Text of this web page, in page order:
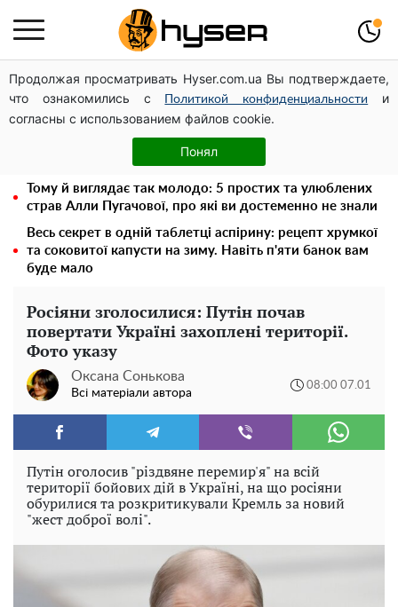
Продолжая просматривать Hyser.com.ua Вы подтверждаете,
что ознакомились с
Политикой конфиденциальности
и
согласны с использованием файлов cookie.
Понял
Дрони із націнкою: Олександр Конотопський вивів
мільйони оборонного бюджету через фіктивну фірму в
Естонії
Його доведеться просто вилити: скільки можна
зберігати бензин у пластиковій каністрі
Тому й виглядає так молодо: 5 простих та улюблених
страв Алли Пугачової, про які ви достеменно не знали
Весь секрет в одній таблетці аспірину: рецепт хрумкої
та соковитої капусти на зиму. Навіть п'яти банок вам
буде мало
Росіяни зголосилися: Путін почав
повертати Україні захоплені території.
Фото указу
Оксана Сонькова
Всі матеріали автора
08:00 07.01
Путін оголосив "різдвяне перемир'я" на всій
території бойових дій в Україні, на що росіяни
обурилися та розкритикували Кремль за новий
"жест доброї волі".